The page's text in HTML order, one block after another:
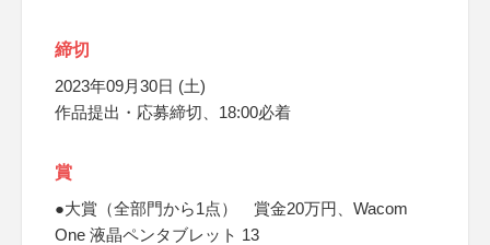
締切
2023年09月30日 (土)
作品提出・応募締切、18:00必着
賞
●大賞（全部門から1点） 賞金20万円、Wacom
One 液晶ペンタブレット 13